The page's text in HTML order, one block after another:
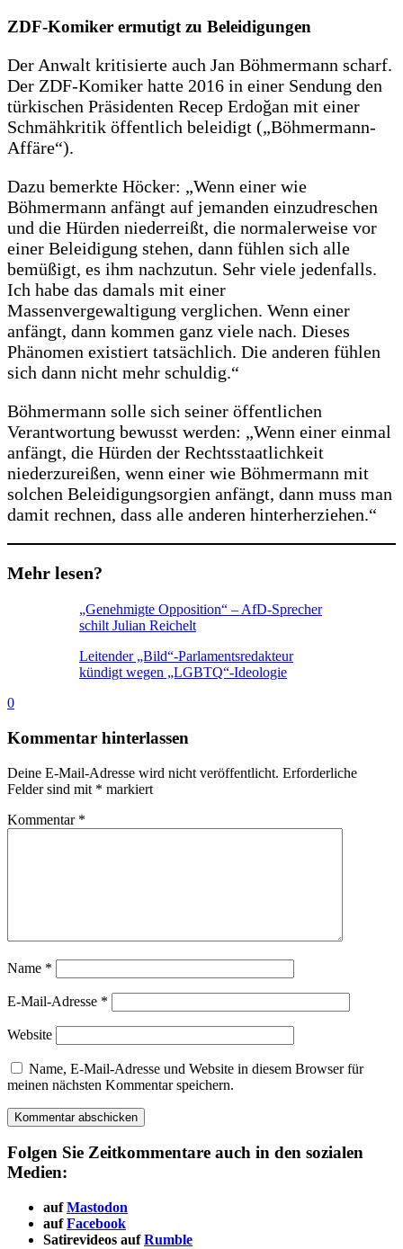
ZDF-Komiker ermutigt zu Beleidigungen
Der Anwalt kritisierte auch Jan Böhmermann scharf.
Der ZDF-Komiker hatte 2016 in einer Sendung den
türkischen Präsidenten Recep Erdoğan mit einer
Schmähkritik öffentlich beleidigt („Böhmermann-
Affäre“).
Dazu bemerkte Höcker: „Wenn einer wie
Böhmermann anfängt auf jemanden einzudreschen
und die Hürden niederreißt, die normalerweise vor
einer Beleidigung stehen, dann fühlen sich alle
bemüßigt, es ihm nachzutun. Sehr viele jedenfalls.
Ich habe das damals mit einer
Massenvergewaltigung verglichen. Wenn einer
anfängt, dann kommen ganz viele nach. Dieses
Phänomen existiert tatsächlich. Die anderen fühlen
sich dann nicht mehr schuldig.“
Böhmermann solle sich seiner öffentlichen
Verantwortung bewusst werden: „Wenn einer einmal
anfängt, die Hürden der Rechtsstaatlichkeit
niederzureißen, wenn einer wie Böhmermann mit
solchen Beleidigungsorgien anfängt, dann muss man
damit rechnen, dass alle anderen hinterherziehen.“
Mehr lesen?
„Genehmigte Opposition“ – AfD-Sprecher
schilt Julian Reichelt
Leitender „Bild“-Parlamentsredakteur
kündigt wegen „LGBTQ“-Ideologie
0
Kommentar hinterlassen
Deine E-Mail-Adresse wird nicht veröffentlicht. Erforderliche
Felder sind mit * markiert
Kommentar *
Name *
E-Mail-Adresse *
Website
Name, E-Mail-Adresse und Website in diesem Browser für
meinen nächsten Kommentar speichern.
Folgen Sie Zeitkommentare auch in den sozialen
Medien:
aufMastodon
auf Facebook
Satirevideos aufRumble